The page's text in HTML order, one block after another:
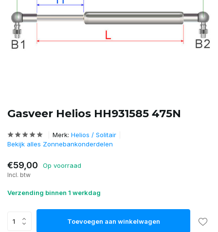
Gasveer Helios HH931585 475N
Merk: Helios / Solitair
Bekijk alles Zonnebankonderdelen
€59,00 Op voorraad
Incl. btw
Verzending binnen 1 werkdag
Toevoegen aan winkelwagen